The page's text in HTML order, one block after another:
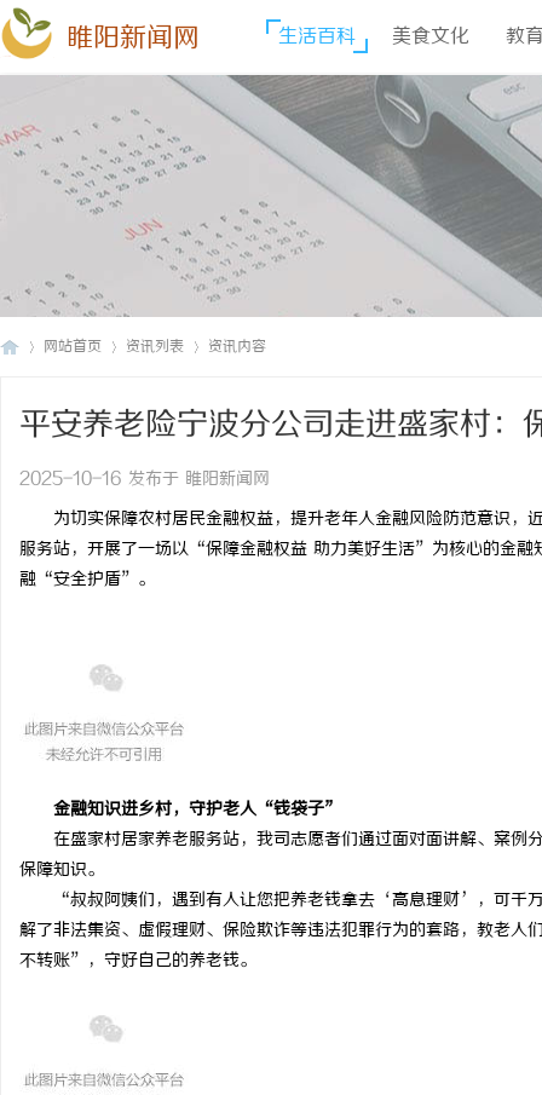
睢阳新闻网 生活百科 美食文化 教
网站首页 资讯列表 资讯内容
平安养老险宁波分公司走进盛家村：
2025-10-16 发布于 睢阳新闻网
为切实保障农村居民金融权益，提升老年人金融风险防范意识
服务站，开展了一场以“保障金融权益 助力美好生活”为核心的金融
融“安全护盾”。
金融知识进乡村，守护老人“钱袋子”
在盛家村居家养老服务站，我司志愿者们通过面对面讲解、案
保障知识。
“叔叔阿姨们，遇到有人让您把养老钱拿去‘高息理财’，可千
解了非法集资、虚假理财、保险欺诈等违法犯罪行为的套路，教老
不转账”，守好自己的养老钱。